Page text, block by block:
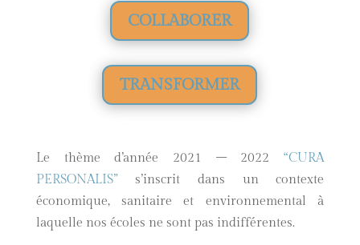
COLLABORER
TRANSFORMER
Le thème d’année 2021 – 2022“CURA
PERSONALIS”s’inscrit dans un contexte
économique, sanitaire et environnemental à
laquelle nos écoles ne sont pas indifférentes.